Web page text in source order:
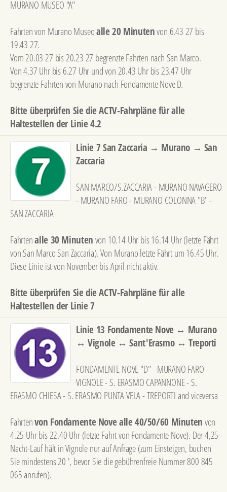
MURANO MUSEO "A"
Fahrten von Murano Museoalle 20 Minutenvon 6.43 27 bis
19.43 27.
Vom 20.03 27 bis 20.23 27 begrenzte Fahrten nach San Marco.
Von 4.37 Uhr bis 6.27 Uhr und von 20.43 Uhr bis 23.47 Uhr
begrenzte Fahrten von Murano nach Fondamente Nove D.
Bitte überprüfen Sie die ACTV-Fahrpläne für alle
Haltestellen der Linie 4.2
Linie 7 San Zaccaria → Murano → San
Zaccaria
SAN MARCO/S.ZACCARIA - MURANO NAVAGERO
- MURANO FARO - MURANO COLONNA "B" -
SAN ZACCARIA
Fahrtenalle 30 Minutenvon 10.14 Uhr bis 16.14 Uhr (letzte Fährt
von San Marco San Zaccaria). Von Murano letzte Fährt um 16.45 Uhr.
Diese Linie ist von November bis April nicht aktiv.
Bitte überprüfen Sie die ACTV-Fahrpläne für alle
Haltestellen der Linie 7
Linie 13 Fondamente Nove ↔ Murano
↔ Vignole ↔ Sant'Erasmo ↔ Treporti
FONDAMENTE NOVE "D" - MURANO FARO -
VIGNOLE - S. ERASMO CAPANNONE - S.
ERASMO CHIESA - S. ERASMO PUNTA VELA - TREPORTI and viceversa
Fahrtenvon Fondamente Nove alle 40/50/60 Minutenvon
4.25 Uhr bis 22.40 Uhr (letzte Fahrt von Fondamente Nove). Der 4,25-
Nacht-Lauf hält in Vignole nur auf Anfrage (zum Einsteigen, buchen
Sie mindestens 20 ', bevor Sie die gebührenfreie Nummer 800 845
065 anrufen).